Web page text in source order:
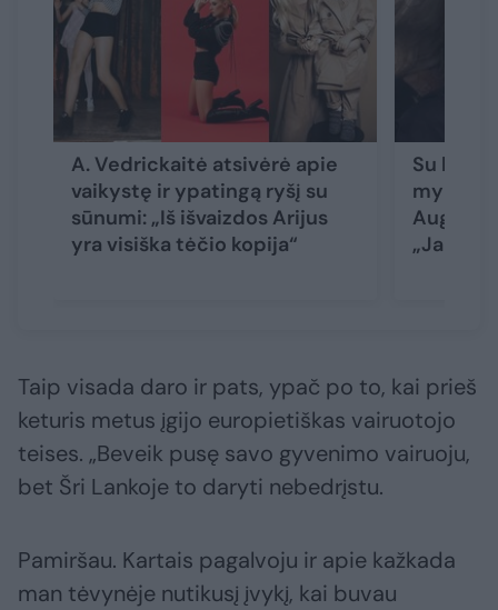
A. Vedrickaitė atsivėrė apie
vaikystę ir ypatingą ryšį su
sūnumi: „Iš išvaizdos Arijus
yra visiška tėčio kopija“
Su
Taip visada daro ir pats, ypač po to, kai prieš
keturis metus įgijo europietiškas vairuotojo
teises. „Beveik pusę savo gyvenimo vairuoju,
bet Šri Lankoje to daryti nebedrįstu.
Pamiršau. Kartais pagalvoju ir apie kažkada
man tėvynėje nutikusį įvykį, kai buvau